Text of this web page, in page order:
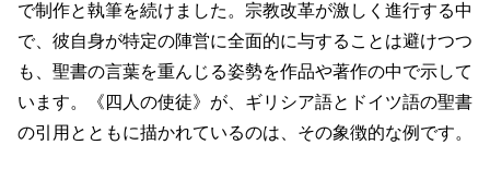
で制作と執筆を続けました。宗教改革が激しく進行する中
で、彼自身が特定の陣営に全面的に与することは避けつつ
も、聖書の言葉を重んじる姿勢を作品や著作の中で示して
います。《四人の使徒》が、ギリシア語とドイツ語の聖書
の引用とともに描かれているのは、その象徴的な例です。